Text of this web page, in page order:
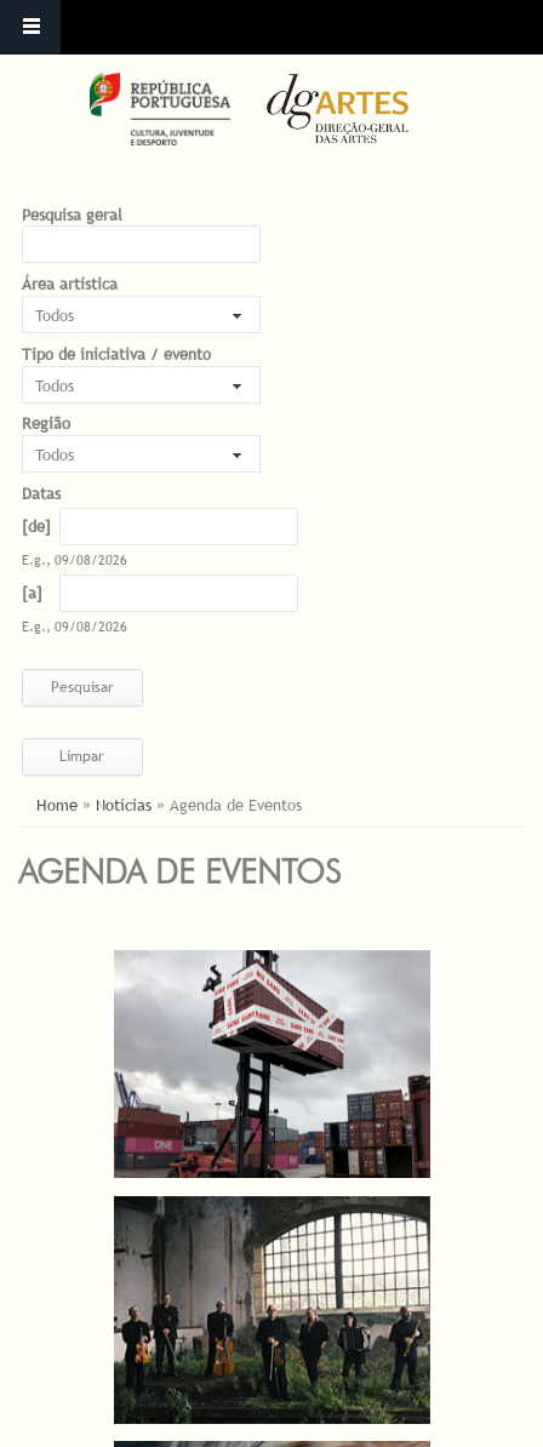
Pesquisa geral
Área artística
Tipo de iniciativa / evento
Região
Datas
Datas
Date
E.g., 09/08/2026
Datas
Date
E.g., 09/08/2026
ESTÁ AQUI
Home » Notícias » Agenda de Eventos
AGENDA DE EVENTOS